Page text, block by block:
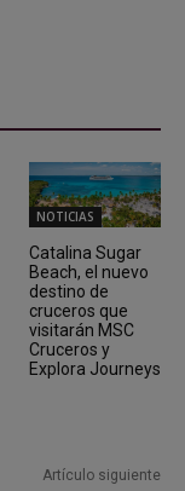
NOTICIAS
Catalina Sugar
Beach, el nuevo
destino de
cruceros que
visitarán MSC
Cruceros y
Explora Journeys
Artículo siguiente